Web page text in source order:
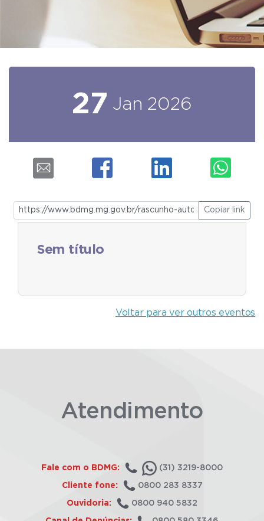
27 Jan 2026
Copiar link
Sem título
Voltar para ver outros eventos
Atendimento
Fale com o BDMG: (31) 3219-8000
Cliente fone: 0800 283 8337
Ouvidoria: 0800 940 5832